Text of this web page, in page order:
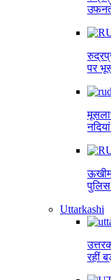
पर
Uttarkashi
रहीं